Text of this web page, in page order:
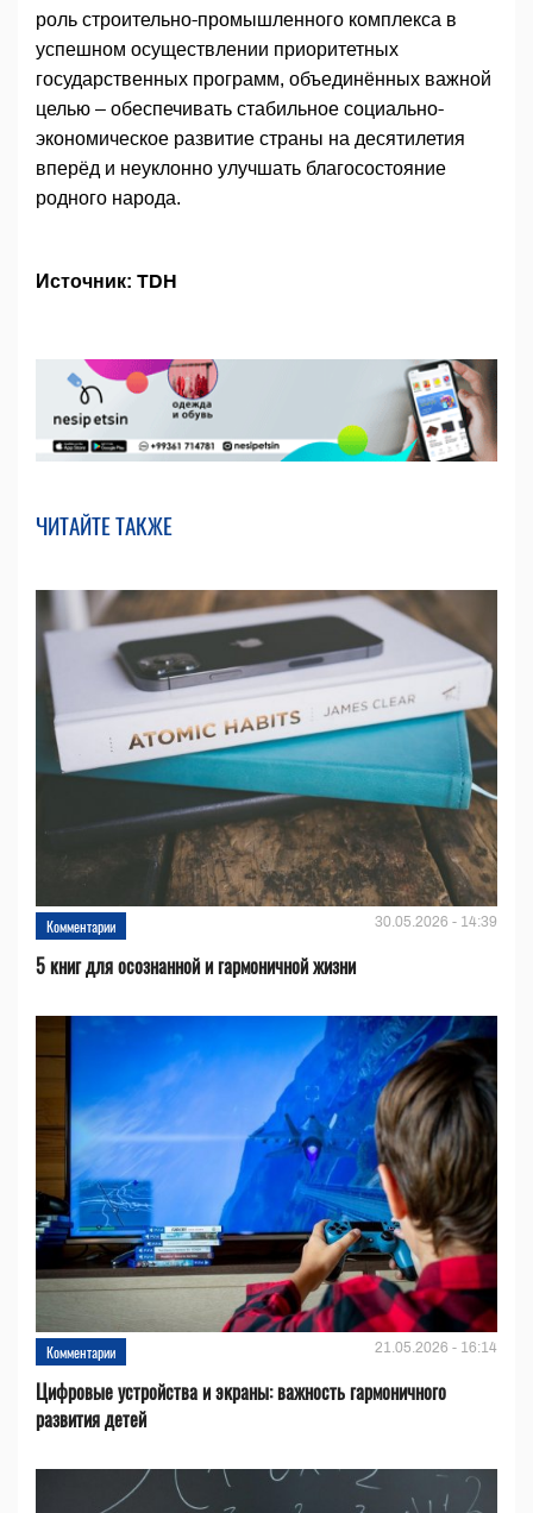
роль строительно-промышленного комплекса в
успешном осуществлении приоритетных
государственных программ, объединённых важной
целью – обеспечивать стабильное социально-
экономическое развитие страны на десятилетия
вперёд и неуклонно улучшать благосостояние
родного народа.
Источник: TDH
ЧИТАЙТЕ ТАКЖЕ
Комментарии 30.05.2026 - 14:39
5 книг для осознанной и гармоничной жизни
Комментарии 21.05.2026 - 16:14
Цифровые устройства и эĸраны: важность гармоничного
развития детей